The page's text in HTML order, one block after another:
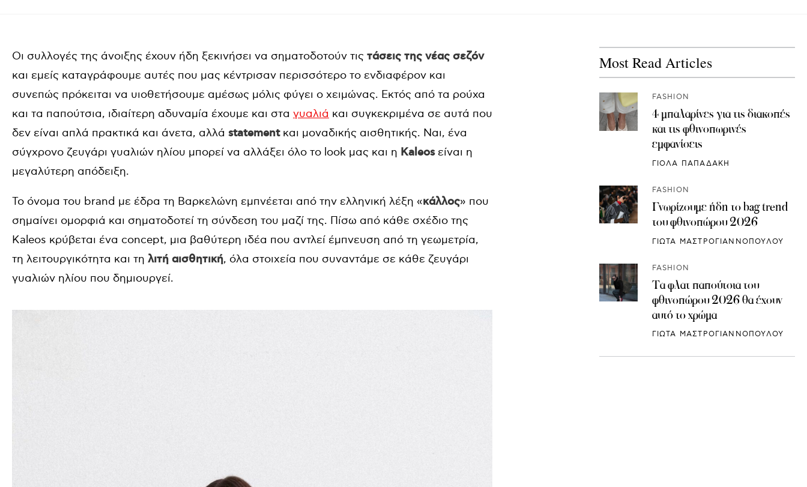
Oι συλλογές της άνοιξης έχουν ήδη ξεκινήσει να σηματοδοτούν τις τάσεις της νέας σεζόν
και εμείς καταγράφουμε αυτές που μας κέντρισαν περισσότερο το ενδιαφέρον και
συνεπώς πρόκειται να υιοθετήσουμε αμέσως μόλις φύγει ο χειμώνας. Εκτός από τα ρούχα
και τα παπούτσια, ιδιαίτερη αδυναμία έχουμε και στα γυαλιά και συγκεκριμένα σε αυτά που
δεν είναι απλά πρακτικά και άνετα, αλλά statementκαι μοναδικής αισθητικής. Ναι, ένα
σύγχρονο ζευγάρι γυαλιών ηλίου μπορεί να αλλάξει όλο το look μας και η Kaleosείναι η
μεγαλύτερη απόδειξη.
To όνομα του brand με έδρα τη Βαρκελώνη εμπνέεται από την ελληνική λέξη «κάλλος» που
σημαίνει ομορφιά και σηματοδοτεί τη σύνδεση του μαζί της. Πίσω από κάθε σχέδιο της
Kaleos κρύβεται ένα concept, μια βαθύτερη ιδέα που αντλεί έμπνευση από τη γεωμετρία,
τη λειτουργικότητα και τη λιτή αισθητική, όλα στοιχεία που συναντάμε σε κάθε ζευγάρι
γυαλιών ηλίου που δημιουργεί.
Most Read Articles
FASHION
4 μπαλαρίνες για τις διακοπές
και τις φθινοπωρινές
εμφανίσεις
ΓΙΟΛΑ ΠΑΠΑΔΑΚΗ
FASHION
Γνωρίζουμε ήδη το bag trend
του φθινοπώρου 2026
ΓΙΩΤΑ ΜΑΣΤΡΟΓΙΑΝΝΟΠΟΥΛΟΥ
FASHION
Τα φλατ παπούτσια του
φθινοπώρου 2026 θα έχουν
αυτό το χρώμα
ΓΙΩΤΑ ΜΑΣΤΡΟΓΙΑΝΝΟΠΟΥΛΟΥ